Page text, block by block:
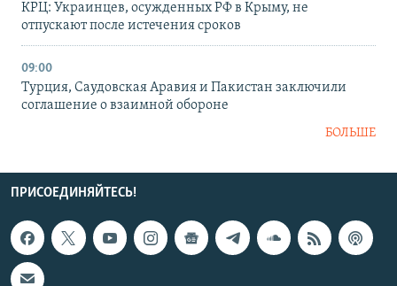
КРЦ: Украинцев, осужденных РФ в Крыму, не
отпускают после истечения сроков
09:00
Турция, Саудовская Аравия и Пакистан заключили
соглашение о взаимной обороне
БОЛЬШЕ
ПРИСОЕДИНЯЙТЕСЬ!